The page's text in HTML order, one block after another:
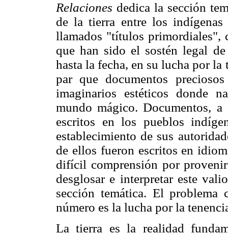
Relaciones dedica la sección
de la tierra entre los
llamados "títulos primordiales",
que han sido el sostén legal
hasta la fecha, en su lucha por
par que documentos
imaginarios estéticos donde
mundo mágico. Documentos,
escritos en los pueblos
establecimiento de sus
de ellos fueron escritos en
difícil comprensión por
desglosar e interpretar este
sección temática. El problema
número es la lucha por la
La tierra es la realidad